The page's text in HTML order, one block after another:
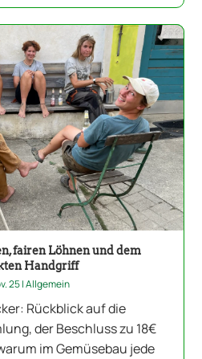
fairen Löhnen und dem
Handgriff
25|Allgemein
Rückblick auf die
der Beschluss zu 18€
im Gemüsebau jede